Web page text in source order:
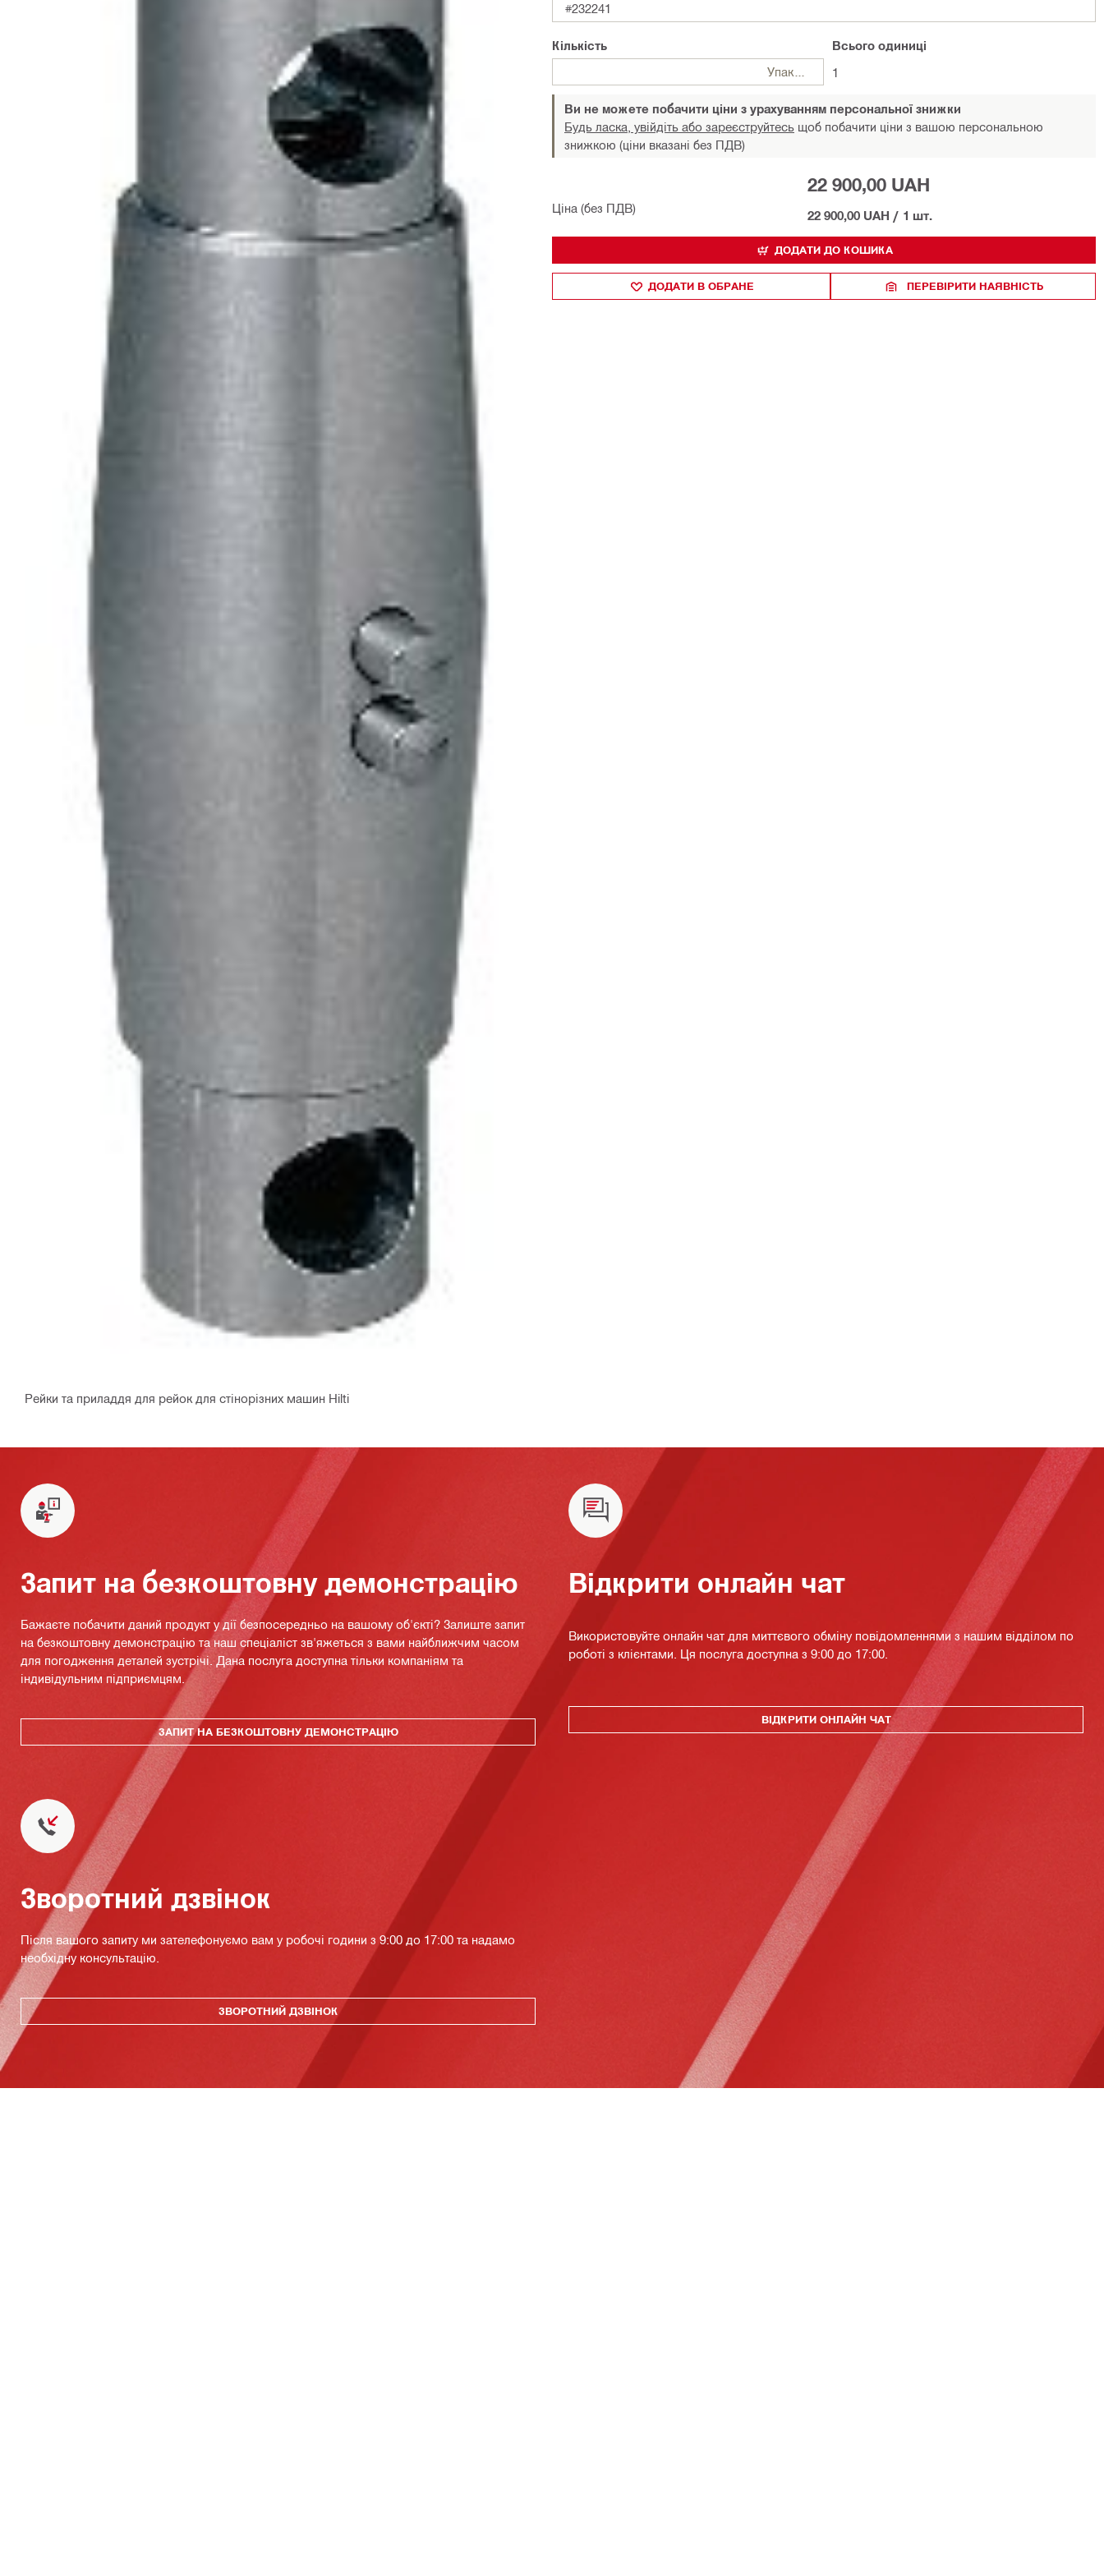
Рейки та приладдя для рейок для стінорізних машин Hilti
#232241
Кількість
Упаковки
Всього одиниці
1
Ви не можете побачити ціни з урахуванням персональної знижки
Будь ласка, увійдіть або зареєструйтесь щоб побачити ціни з вашою персональною
знижкою (ціни вказані без ПДВ)
Ціна (без ПДВ)
22 900,00 UAH
22 900,00 UAH / 1 шт.
ДОДАТИ ДО КОШИКА
ДОДАТИ В ОБРАНЕ ПЕРЕВІРИТИ НАЯВНІСТЬ
Запит на безкоштовну демонстрацію
Бажаєте побачити даний продукт у дії безпосередньо на вашому об'єкті? Залиште запит
на безкоштовну демонстрацію та наш спеціаліст зв'яжеться з вами найближчим часом
для погодження деталей зустрічі. Дана послуга доступна тільки компаніям та
індивідульним підприємцям.
ЗАПИТ НА БЕЗКОШТОВНУ ДЕМОНСТРАЦІЮ
Відкрити онлайн чат
Використовуйте онлайн чат для миттєвого обміну повідомленнями з нашим відділом по
роботі з клієнтами. Ця послуга доступна з 9:00 до 17:00.
ВІДКРИТИ ОНЛАЙН ЧАТ
Зворотний дзвінок
Після вашого запиту ми зателефонуємо вам у робочі години з 9:00 до 17:00 та надамо
необхідну консультацію.
ЗВОРОТНИЙ ДЗВІНОК